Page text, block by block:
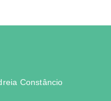
Constâncio